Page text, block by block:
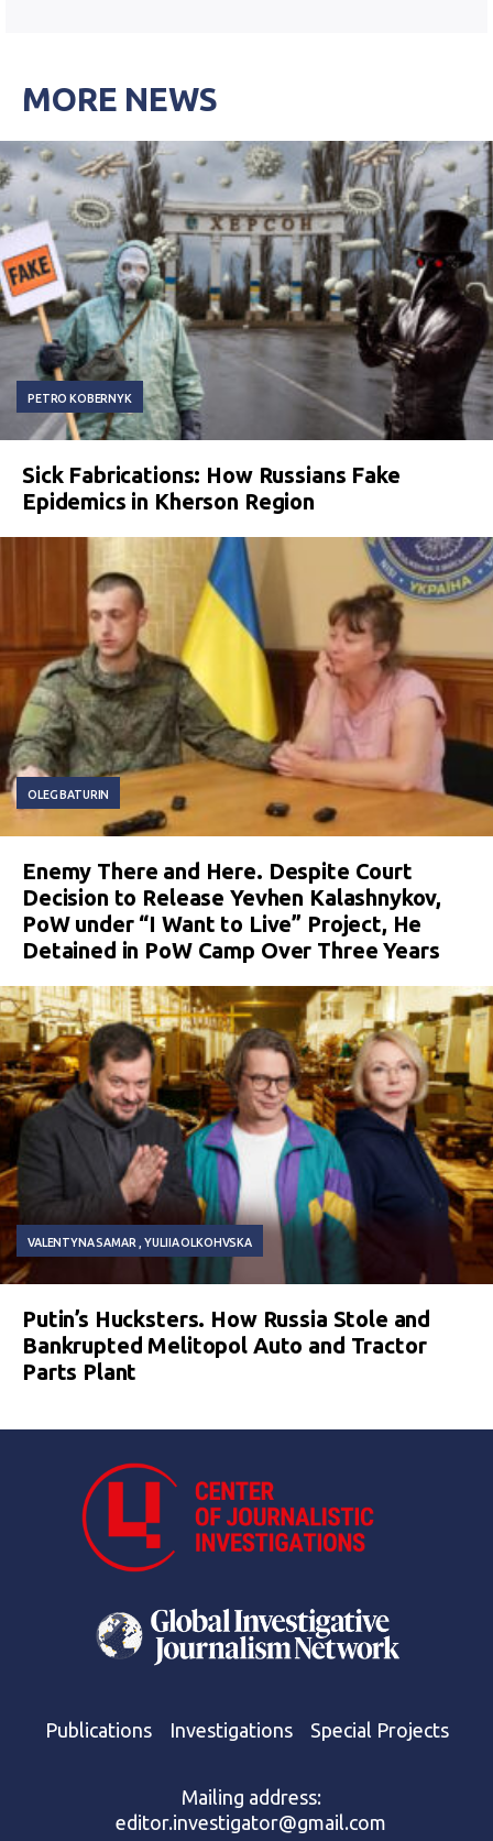
MORE NEWS
PETRO KOBERNYK
Sick Fabrications: How Russians Fake
Epidemics in Kherson Region
OLEG BATURIN
Enemy There and Here. Despite Court
Decision to Release Yevhen Kalashnykov,
PoW under “I Want to Live” Project, He
Detained in PoW Camp Over Three Years
VALENTYNA SAMAR YULIIA OLKOHVSKA
Putin’s Hucksters. How Russia Stole and
Bankrupted Melitopol Auto and Tractor
Parts Plant
Publications Investigations Special Projects
Mailing address:
editor.investigator@gmail.com